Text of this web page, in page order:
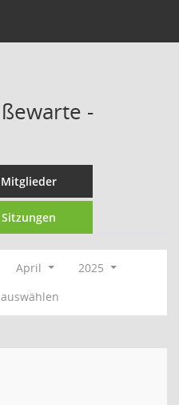
-
Mitglieder
Sitzungen
April
2025